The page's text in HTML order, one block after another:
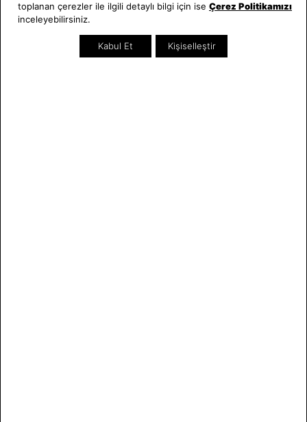
Saat ve Saat
Neden Saat ve Saat
Kategoriler
Kadın Saat
toplanan çerezler ile ilgili detaylı bilgi için ise Çerez Politikamızı
inceleyebilirsiniz.
Kabul Et Kişiselleştir